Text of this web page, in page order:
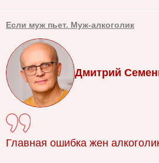
Если муж пьет. Муж-алкоголик
Дмитрий
Главная ошибка жен